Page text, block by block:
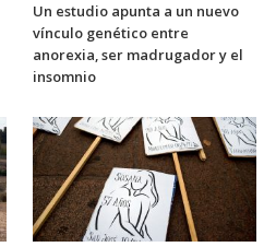
Un estudio apunta a un nuevo
vínculo genético entre
anorexia, ser madrugador y el
insomnio